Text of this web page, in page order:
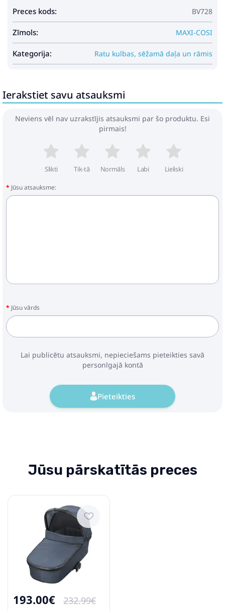
Preces kods: BV728
Zīmols: MAXI-COSI
Kategorija: Ratu kulbas, sēžamā daļa un rāmis
Ierakstiet savu atsauksmi
Neviens vēl nav uzrakstījis atsauksmi par šo produktu. Esi
pirmais!
Slikti Tik-tā Normāls Labi Lieliski
Jūsu atsauksme:
Jūsu vārds
Lai publicētu atsauksmi, nepieciešams pieteikties savā
personīgajā kontā
Pieteikties
Jūsu pārskatītās preces
193.00€ 232.99€